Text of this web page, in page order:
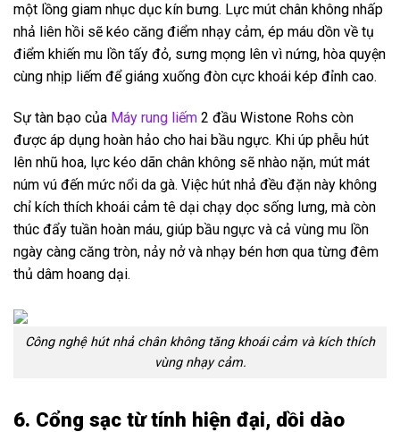
một lồng giam nhục dục kín bưng. Lực mút chân không nhấp
nhả liên hồi sẽ kéo căng điểm nhạy cảm, ép máu dồn về tụ
điểm khiến mu lồn tấy đỏ, sưng mọng lên vì nứng, hòa quyện
cùng nhịp liếm để giáng xuống đòn cực khoái kép đỉnh cao.
Sự tàn bạo của Máy rung liếm 2 đầu Wistone Rohs còn
được áp dụng hoàn hảo cho hai bầu ngực. Khi úp phễu hút
lên nhũ hoa, lực kéo dãn chân không sẽ nhào nặn, mút mát
núm vú đến mức nổi da gà. Việc hút nhả đều đặn này không
chỉ kích thích khoái cảm tê dại chạy dọc sống lưng, mà còn
thúc đẩy tuần hoàn máu, giúp bầu ngực và cả vùng mu lồn
ngày càng căng tròn, nảy nở và nhạy bén hơn qua từng đêm
thủ dâm hoang dại.
Công nghệ hút nhả chân không tăng khoái cảm và kích thích
vùng nhạy cảm.
6. Cổng sạc từ tính hiện đại, dồi dào